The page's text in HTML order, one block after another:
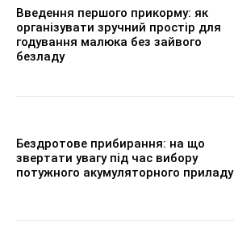
Введення першого прикорму: як
організувати зручний простір для
годування малюка без зайвого
безладу
Бездротове прибирання: на що
звертати увагу під час вибору
потужного акумуляторного приладу